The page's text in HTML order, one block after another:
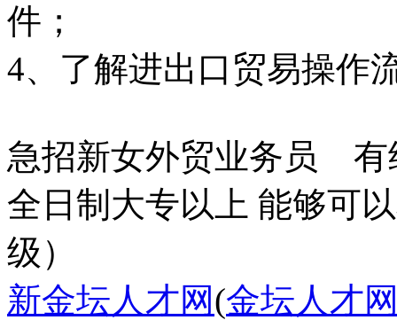
件；
4、了解进出口贸易操作
急招新女外贸业务员
全日制大专以上 能够可
级）
新金坛人才网(金坛人才